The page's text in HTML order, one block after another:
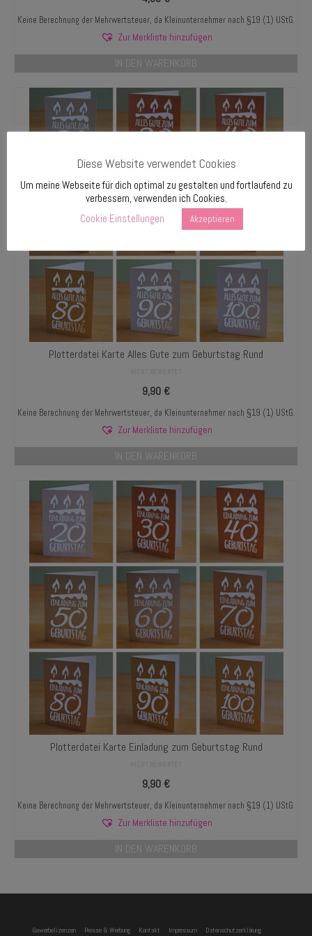
5.00von 5
Keine Berechnung der Mehrwertsteuer, da Kleinunternehmer nach §19 (1) UStG.
Zur Merkliste hinzufügen
IN DEN WARENKORB
Plotterdatei Karte Alles Gute zum Geburtstag Rund
9,90 €
Keine Berechnung der Mehrwertsteuer, da Kleinunternehmer nach §19 (1) UStG.
Zur Merkliste hinzufügen
IN DEN WARENKORB
Plotterdatei Karte Einladung zum Geburtstag Rund
9,90 €
Keine Berechnung der Mehrwertsteuer, da Kleinunternehmer nach §19 (1) UStG.
Zur Merkliste hinzufügen
IN DEN WARENKORB
Gewerbelizenzen Presse & Werbung Kontakt Impressum Datenschutzerklärung
Diese Website verwendet Cookies
Um meine Webseite für dich optimal zu gestalten und fortlaufend zu
verbessern, verwenden ich Cookies.
Cookie Einstellungen
Akzeptieren